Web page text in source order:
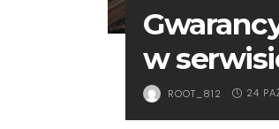
w
ROOT_812 24